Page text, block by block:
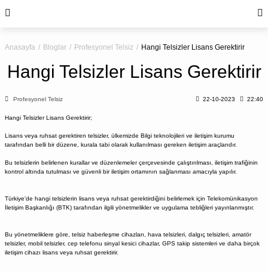
Anasayfa Bloglar Profesyonel Telsiz Hangi Telsizler Lisans Gerektirir
Hangi Telsizler Lisans Gerektirir
Profesyonel Telsiz 22-10-2023 22:40
Hangi Telsizler Lisans Gerektirir;
Lisans veya ruhsat gerektiren telsizler, ülkemizde Bilgi teknolojileri ve iletişim kurumu
tarafından belli bir düzene, kurala tabi olarak kullanılması gereken iletişim araçlarıdır.
Bu telsizlerin belirlenen kurallar ve düzenlemeler çerçevesinde çalıştırılması, iletişim trafiğinin
kontrol altında tutulması ve güvenli bir iletişim ortamının sağlanması amacıyla yapılır.
Türkiye'de hangi telsizlerin lisans veya ruhsat gerektirdiğini belirlemek için Telekomünikasyon
İletişim Başkanlığı (BTK) tarafından ilgili yönetmelikler ve uygulama tebliğleri yayınlanmıştır.
Bu yönetmeliklere göre, telsiz haberleşme cihazları, hava telsizleri, dalgıç telsizleri, amatör
telsizler, mobil telsizler, cep telefonu sinyal kesici cihazlar, GPS takip sistemleri ve daha birçok
iletişim cihazı lisans veya ruhsat gerektirir.